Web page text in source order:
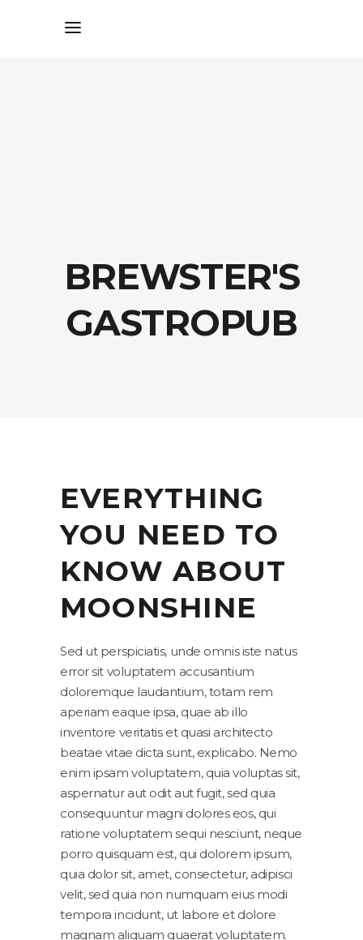
BREWSTER'S
GASTROPUB
EVERYTHING
YOU NEED TO
KNOW ABOUT
MOONSHINE
Sed ut perspiciatis, unde omnis iste natus
error sit voluptatem accusantium
doloremque laudantium, totam rem
aperiam eaque ipsa, quae ab illo
inventore veritatis et quasi architecto
beatae vitae dicta sunt, explicabo. Nemo
enim ipsam voluptatem, quia voluptas sit,
aspernatur aut odit aut fugit, sed quia
consequuntur magni dolores eos, qui
ratione voluptatem sequi nesciunt, neque
porro quisquam est, qui dolorem ipsum,
quia dolor sit, amet, consectetur, adipisci
velit, sed quia non numquam eius modi
tempora incidunt, ut labore et dolore
magnam aliquam quaerat voluptatem.